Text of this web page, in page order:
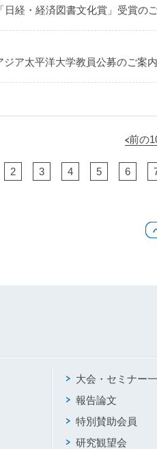
日経・経済図書文化賞」受賞の
ジア太平洋大学教員公募のご案
前の
2 3 4 5 6
大会・セミナー
報告論文
特別賛助会員
研究観望会